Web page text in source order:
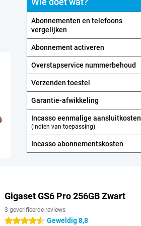
Abonnementen en telefoons
vergelijken
Abonnement activeren
Overstapservice nummerbehoud
Verzenden toestel
Garantie-afwikkeling
Incasso eenmalige aansluitkosten
(indien van toepassing)
Incasso abonnements­kosten
Gigaset GS6 Pro 256GB Zwart
3 geverifieerde reviews
4.5 sterrenGeweldig 8,8